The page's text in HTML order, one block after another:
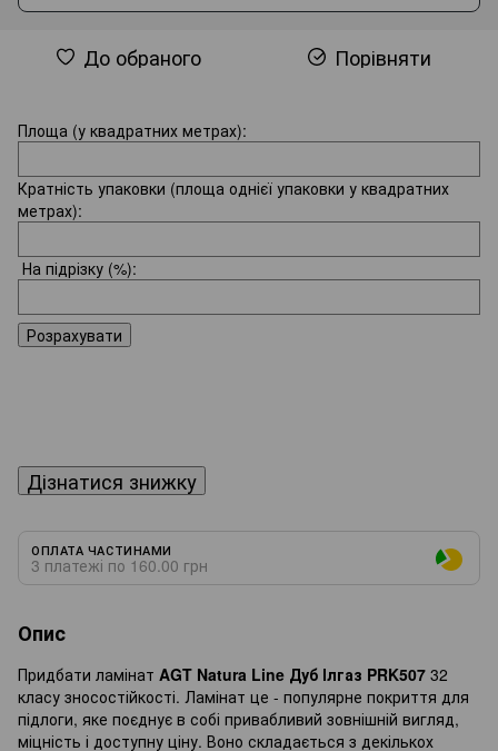
До обраного Порівняти
Площа (у квадратних метрах):
Кратність упаковки (площа однієї упаковки у квадратних
метрах):
На підрізку (%):
Розрахувати
Дізнатися знижку
ОПЛАТА ЧАСТИНАМИ
3 платежі по 160.00 грн
Опис
Придбати ламінат AGT Natura Line Дуб Ілгаз PRK507 32
класу зносостійкості. Ламінат це - популярне покриття для
підлоги, яке поєднує в собі привабливий зовнішній вигляд,
міцність і доступну ціну. Воно складається з декількох